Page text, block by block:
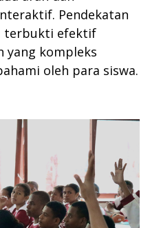
Pendekatan
terbukti efektif
yang kompleks
oleh para siswa.